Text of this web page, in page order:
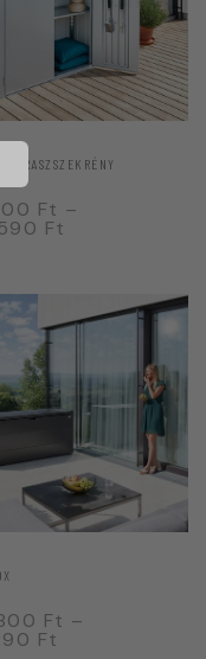
TERASZSZEKRÉNY
Ft –
Ft
Ft –
Ft